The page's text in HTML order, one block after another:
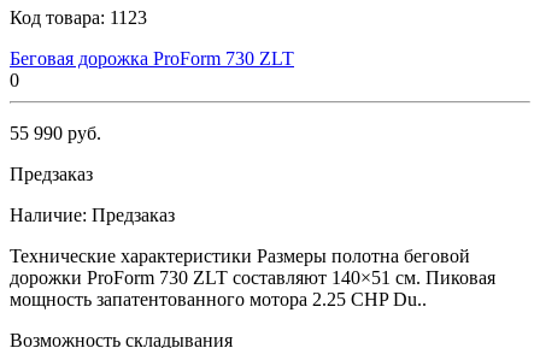
Код товара: 1123
Беговая дорожка ProForm 730 ZLT
0
55 990 руб.
Предзаказ
Наличие: Предзаказ
Технические характеристики Размеры полотна беговой
дорожки ProForm 730 ZLT составляют 140×51 см. Пиковая
мощность запатентованного мотора 2.25 CHP Du..
Возможность складывания